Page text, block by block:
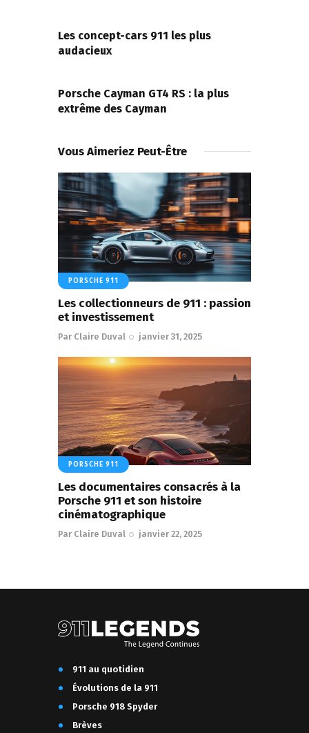
Les concept-cars 911 les plus
audacieux
Porsche Cayman GT4 RS : la plus
extrême des Cayman
Vous Aimeriez Peut-Être
PORSCHE 911
Les collectionneurs de 911 : passion
et investissement
Par Claire Duval janvier 31, 2025
PORSCHE 911
Les documentaires consacrés à la
Porsche 911 et son histoire
cinématographique
Par Claire Duval janvier 22, 2025
911 au quotidien
Évolutions de la 911
Porsche 918 Spyder
Brèves